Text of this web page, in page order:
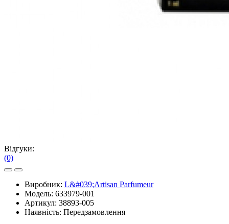
Відгуки:
(0)
Виробник: L&#039;Artisan Parfumeur
Модель: 633979-001
Артикул: 38893-005
Наявність: Передзамовлення